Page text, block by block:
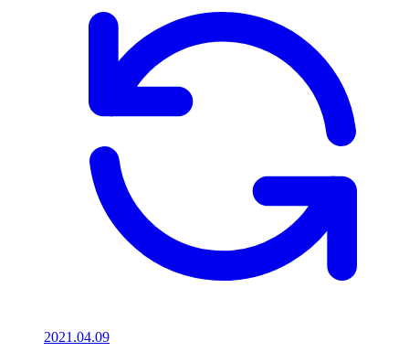
2021.04.09